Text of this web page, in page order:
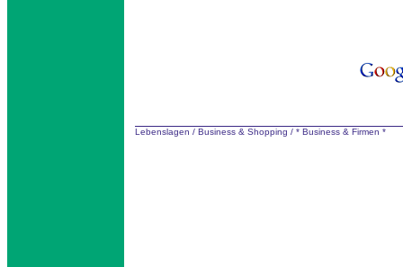
Lebenslagen / Business & Shopping / * Business & Firmen *